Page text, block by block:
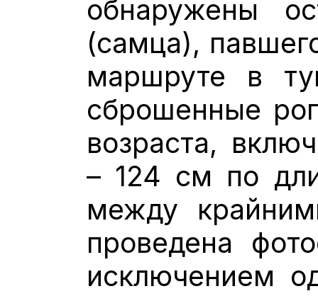
обнаружены
(самца),
маршруте в
сброшенные
возраста,
– 124 см по
между
проведена
исключением